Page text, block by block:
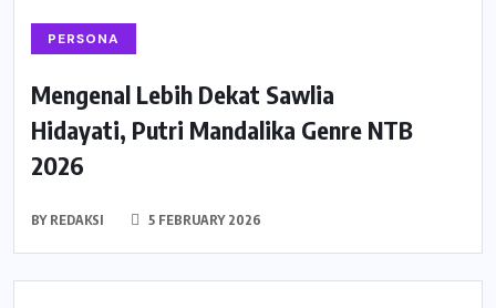
PERSONA
Mengenal Lebih Dekat Sawlia
Hidayati, Putri Mandalika Genre NTB
2026
BY REDAKSI 5 FEBRUARY 2026